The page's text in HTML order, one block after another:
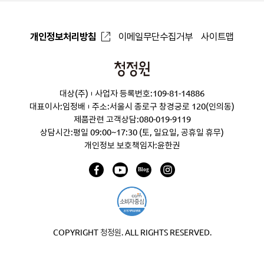
개인정보처리방침 이메일무단수집거부 사이트맵
청
원
대상(주)
사업자 등록번호:109-81-14886
대표이사:임정배
주소:서울시 종로구 창경궁로 120(인의동)
제품관련 고객상담:080-019-9119
상담시간:평일 09:00~17:30 (토, 일요일, 공휴일 휴무)
개인정보 보호책임자:윤한권
COPYRIGHT 청정원. ALL RIGHTS RESERVED.